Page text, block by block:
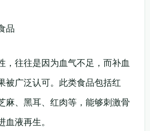
品
，往往是因为血气不足，而补血
被广泛认可。此类食品包括红
麻、黑耳、红肉等，能够刺激骨
液再生。